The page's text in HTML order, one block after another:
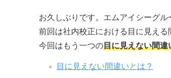
お久しぶりです。エムアイシーグル
前回は社内校正における目に見える
今回はもう一つの目に見えない間違
目に見えない間違いとは？